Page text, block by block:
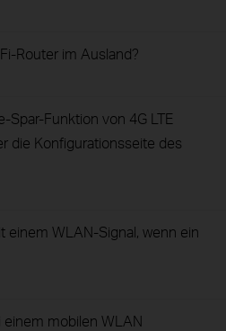
Router im Ausland?
Spar-Funktion von 4G LTE
die Konfigurationsseite des
WLAN-Signal, wenn ein
einem mobilen WLAN